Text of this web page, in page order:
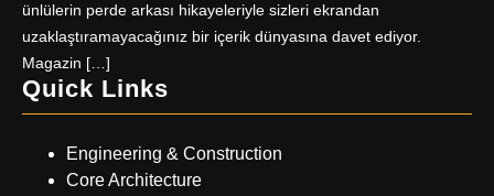
ünlülerin perde arkası hikayeleriyle sizleri ekrandan
uzaklaştıramayacağınız bir içerik dünyasına davet ediyor.
Magazin […]
Quick Links
Engineering & Construction
Core Architecture